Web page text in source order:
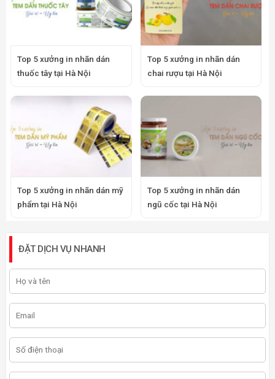
Top 5 xưởng in nhãn dán
thuốc tây tại Hà Nội
Top 5 xưởng in nhãn dán
chai rượu tại Hà Nội
Top 5 xưởng in nhãn dán mỹ
phẩm tại Hà Nội
Top 5 xưởng in nhãn dán
ngũ cốc tại Hà Nội
ĐẶT DỊCH VỤ NHANH